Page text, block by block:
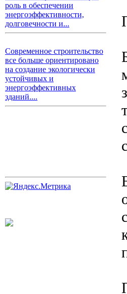
роль в обеспечении
энергоэффективности,
долговечности и...
Современное строительство
все больше ориентировано
на создание экологически
устойчивых и
энергоэффективных
зданий....